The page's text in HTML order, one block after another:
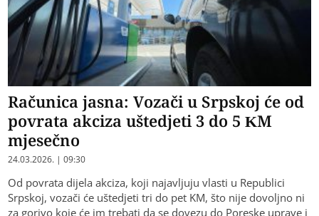
Računica jasna: Vozači u Srpskoj će od
povrata akciza uštedjeti 3 do 5 KM
mjesečno
24.03.2026. | 09:30
Od povrata dijela akciza, koji najavljuju vlasti u Republici
Srpskoj, vozači će uštedjeti tri do pet KM, što nije dovoljno ni
za gorivo koje će im trebati da se dovezu do Poreske uprave i